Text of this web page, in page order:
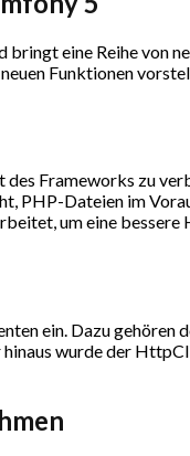
eine Reihe von
Funktionen
Frameworks zu
PHP-Dateien im
um eine
ein. Dazu
wurde der